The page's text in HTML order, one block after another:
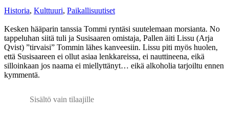
Historia, Kulttuuri, Paikallisuutiset
Kesken hääparin tanssia Tommi ryntäsi suutelemaan morsianta. No
tappeluhan siitä tuli ja Susisaaren omistaja, Pallen äiti Lissu (Arja
Qvist) ”tirvaisi” Tommin lähes kanveesiin. Lissu piti myös huolen,
että Susisaareen ei ollut asiaa lenkkareissa, ei nauttineena, eikä
silloinkaan jos naama ei miellyttänyt… eikä alkoholia tarjoiltu ennen
kymmentä.
Sisältö vain tilaajille